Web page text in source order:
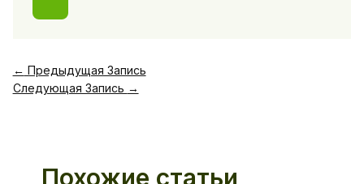
← Предыдущая Запись
Следующая Запись →
Похожие статьи